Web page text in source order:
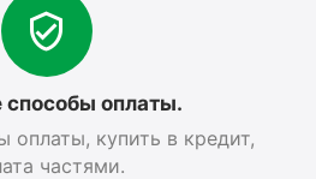
оплаты.
оплаты, купить в кредит,
частями.